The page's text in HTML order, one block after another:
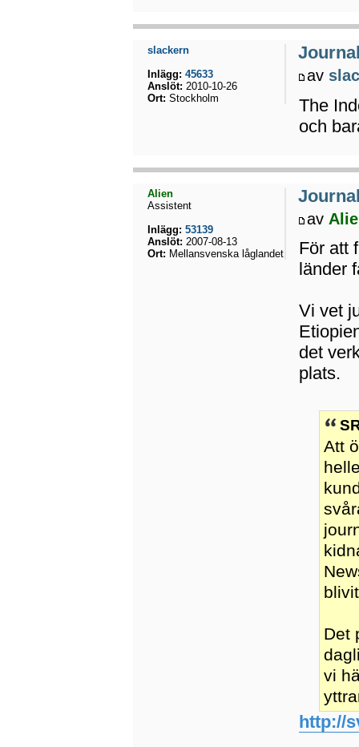
av
The
och
slackern
Inlägg: 45633
Anslöt: 2010-10-26
Ort: Stockholm
av
För att
länder
Vi vet
det
plats.
Att
Det
vi
http://
Alien
Assistent
Inlägg: 53139
Anslöt: 2007-08-13
Ort: Mellansvenska låglandet